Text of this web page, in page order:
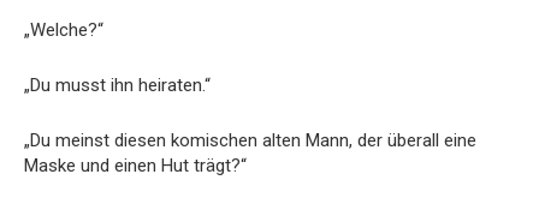
„Welche?“
„Du musst ihn heiraten.“
„Du meinst diesen komischen alten Mann, der überall eine
Maske und einen Hut trägt?“